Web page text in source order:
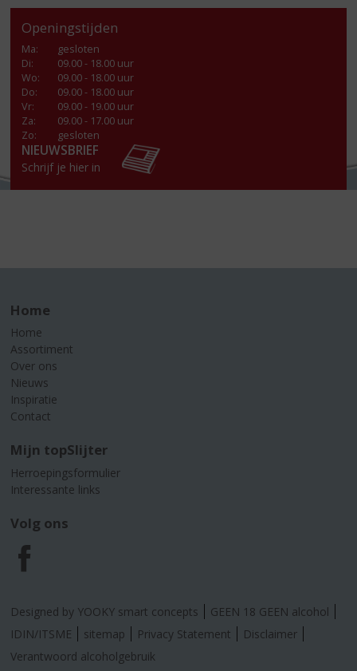
Openingstijden
Ma:
gesloten
Di:
09.00 - 18.00 uur
Wo:
09.00 - 18.00 uur
Do:
09.00 - 18.00 uur
Vr:
09.00 - 19.00 uur
Za:
09.00 - 17.00 uur
Zo:
gesloten
NIEUWSBRIEF
Schrijf je hier in
Home
Home
Assortiment
Over ons
Nieuws
Inspiratie
Contact
Mijn topSlijter
Herroepingsformulier
Interessante links
Volg ons
F
a
c
Designed by YOOKY smart concepts
GEEN 18 GEEN alcohol
IDIN/ITSME
sitemap Privacy Statement
Disclaimer
Verantwoord alcoholgebruik